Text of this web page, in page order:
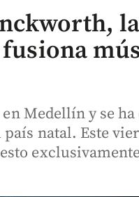
Medellín y se ha
natal. Este